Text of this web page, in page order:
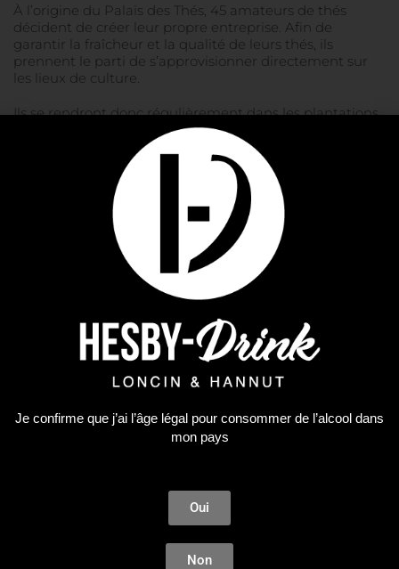
À l’origine du Palais des Thés, 45 amateurs de thés
décident de créer leur propre entreprise. Afin de
garantir la fraîcheur et la qualité de leurs thés, ils
prennent le parti de s’approvisionner directement sur
les lieux de culture.
Ils se rendront donc régulièrement dans les plantations,
ce qui leur permettra de surcroit de connaitre et de
contrôler les conditions de travail des cueilleurs, les
méthodes agricoles employées, le respect des normes
d’hygiène, de sécurité,…
Ce sera aussi pour eux l’occasion de rencontrer les
hommes et les femmes qui vivent du thé et de
découvrir la richesse des cultures qu’inspire cette
Vous souhaitez être tenu au courant de toutes nos
actions et promotions ? Inscrivez-vous à notre
newsletter sans attendre !
Je confirme que j’ai l’âge légal pour consommer de l’alcool dans
mon pays
Oui
Non